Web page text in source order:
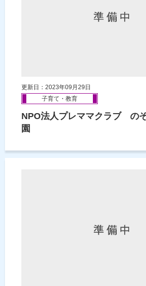
更新日：2023年09月29日
子育て・教育
NPO法人プレママクラブ の
園